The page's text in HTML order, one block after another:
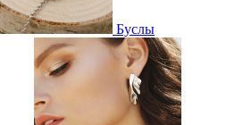
Буслы